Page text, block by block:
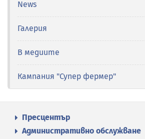
News
Галерия
В медиите
Кампания "Супер фермер"
Пресцентър
Административно обслужване